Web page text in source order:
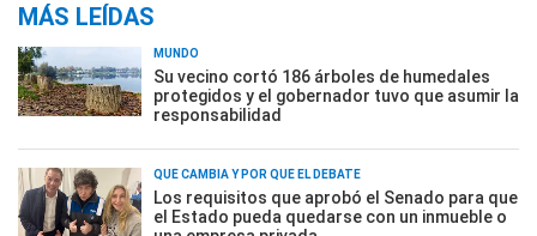
MÁS LEÍDAS
MUNDO
Su vecino cortó 186 árboles de humedales
protegidos y el gobernador tuvo que asumir la
responsabilidad
QUÉ CAMBIA Y POR QUÉ EL DEBATE
Los requisitos que aprobó el Senado para que
el Estado pueda quedarse con un inmueble o